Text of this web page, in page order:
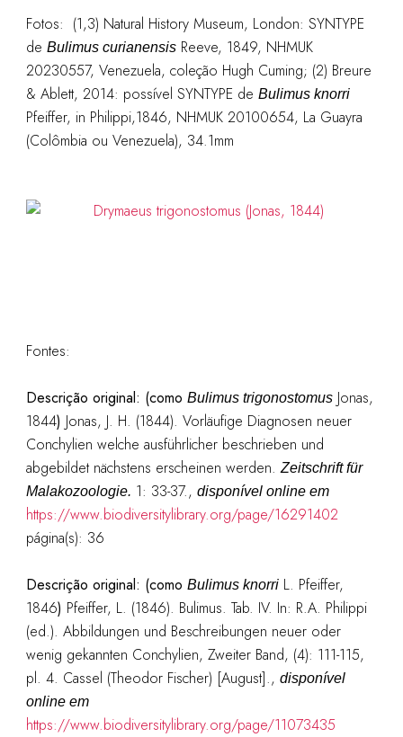
Fotos: (1,3) Natural History Museum, London: SYNTYPE
de Bulimus curianensisReeve, 1849, NHMUK
20230557, Venezuela, coleção Hugh Cuming; (2) Breure
& Ablett, 2014: possível SYNTYPE de Bulimus knorri
Pfeiffer, in Philippi,1846, NHMUK 20100654, La Guayra
(Colômbia ou Venezuela), 34.1mm
Fontes:
Descrição original: (como Bulimus trigonostomusJonas,
1844) Jonas, J. H. (1844). Vorläufige Diagnosen neuer
Conchylien welche ausführlicher beschrieben und
abgebildet nächstens erscheinen werden.Zeitschrift für
Malakozoologie. 1: 33-37., disponível online em
https://www.biodiversitylibrary.org/page/16291402
página(s): 36
Descrição original: (como Bulimus knorriL. Pfeiffer,
1846) Pfeiffer, L. (1846). Bulimus. Tab. IV. In: R.A. Philippi
(ed.). Abbildungen und Beschreibungen neuer oder
wenig gekannten Conchylien, Zweiter Band, (4): 111-115,
pl. 4. Cassel (Theodor Fischer) [August]., disponível
online em
https://www.biodiversitylibrary.org/page/11073435